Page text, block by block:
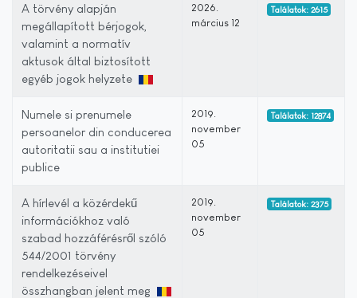
A törvény alapján
megállapított bérjogok,
valamint a normatív
aktusok által biztosított
egyéb jogok helyzete
2026.
március 12
Találatok: 2615
Numele si prenumele
persoanelor din conducerea
autoritatii sau a institutiei
publice
2019.
november
05
Találatok: 12874
A hírlevél a közérdekű
információkhoz való
szabad hozzáférésről szóló
544/2001 törvény
rendelkezéseivel
összhangban jelent meg
2019.
november
05
Találatok: 2375